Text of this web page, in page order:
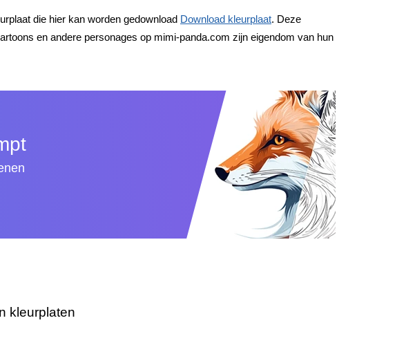
die hier kan worden gedownload Download kleurplaat. Deze
en andere personages op mimi-panda.com zijn eigendom van hun
kleurplaten